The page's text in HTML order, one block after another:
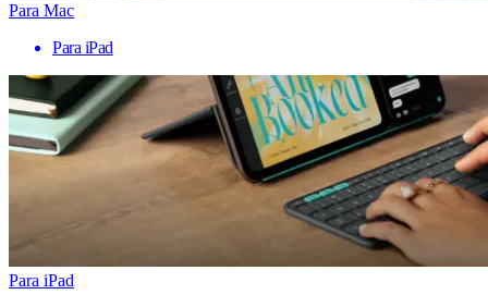
Para Mac
Para iPad
Para iPad